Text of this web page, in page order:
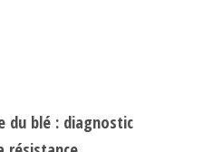
du blé : diagnostic